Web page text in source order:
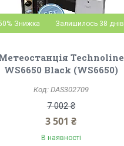
Залишилось 38 днів
Technoline
WS6650 Black (WS6650)
DAS302709
7 002 ₴
3 501 ₴
В наявності